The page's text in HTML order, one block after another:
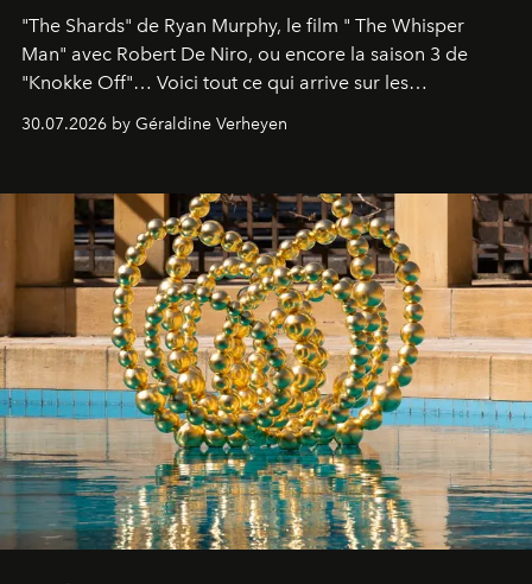
"The Shards" de Ryan Murphy, le film " The Whisper
Man" avec Robert De Niro, ou encore la saison 3 de
"Knokke Off"… Voici tout ce qui arrive sur les
plateformes de streaming en août 2026.
30.07.2026 by Géraldine Verheyen